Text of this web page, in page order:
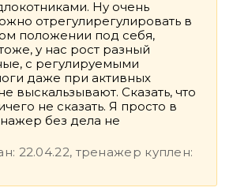
Ну очень
отрегулирегулировать в
положении под себя,
у нас рост разный
с регулируемыми
даже при активных
выскальзывают. Сказать, что
не сказать. Я просто в
без дела не
22.04.22, тренажер куплен: